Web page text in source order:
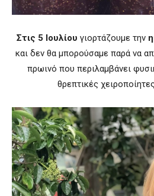
Στις 5 Ιουλίου γιορτάζουμε την
και δεν θα μπορούσαμε παρά να
πρωινό που περιλαμβάνει
θρεπτικές